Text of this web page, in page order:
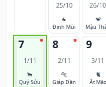
25/10
🐐
Đinh Mùi
26/10
🐒
Mậu
7
1/11
🐂
Quý Sửu
8
2/11
🐅
Giáp Dần
9
3/11
🐈
Ất Mão